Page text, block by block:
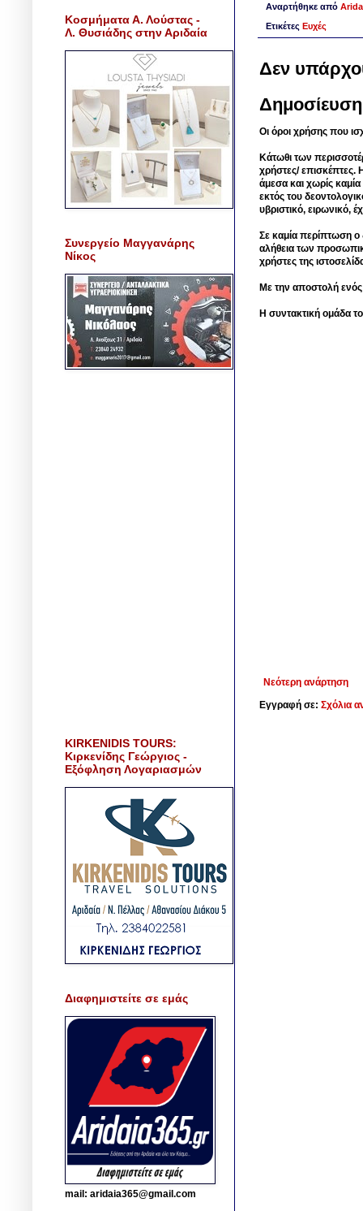
Αναρτήθηκε από
Ετικέτες Ευχές
Δεν
Οι όροι χρήσης που
Κάτωθι των
χρήστες/ επισκέπτες.
άμεσα και χωρίς
εκτός του
υβριστικό, ειρωνικό,
Σε καμία περίπτωση ο
αλήθεια των
χρήστες της
Με την αποστολή
Η συντακτική ομάδα
Νεότερη ανάρτηση
Εγγραφή σε: Σχόλια
Κοσμήματα Α. Λούστας -
Λ. Θυσιάδης στην Αριδαία
Συνεργείο Μαγγανάρης
Νίκος
KIRKENIDIS TOURS:
Κιρκενίδης Γεώργιος -
Εξόφληση Λογαριασμών
Διαφημιστείτε σε εμάς
mail: aridaia365@gmail.com